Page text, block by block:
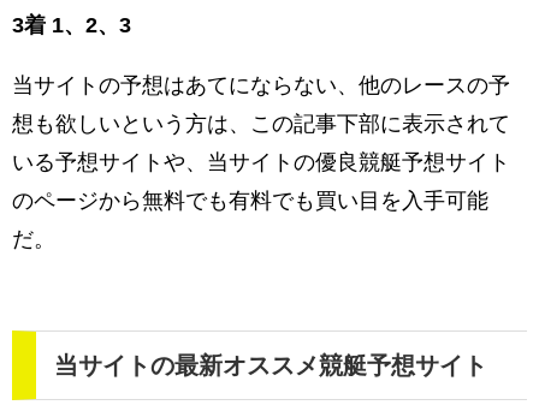
3着 1、2、3
当サイトの予想はあてにならない、他のレースの予
想も欲しいという方は、この記事下部に表示されて
いる予想サイトや、当サイトの優良競艇予想サイト
のページから無料でも有料でも買い目を入手可能
だ。
当サイトの最新オススメ競艇予想サイト